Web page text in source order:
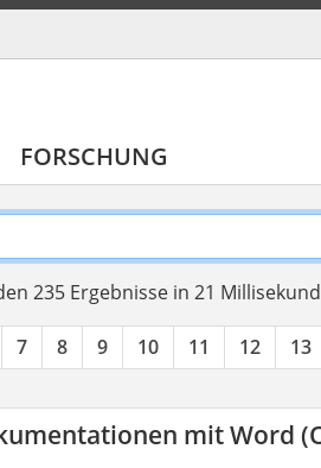
FORSCHUNG
235 Ergebnisse in 21
7 8 9 10 11 12 13
mit Word